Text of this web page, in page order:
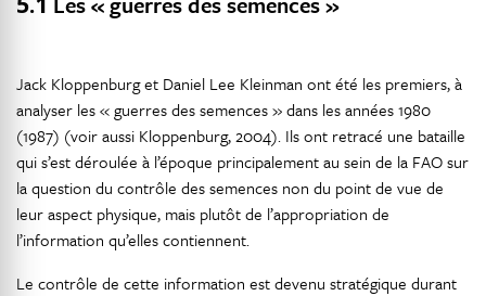
Jack Kloppenburg et Daniel Lee Kleinman ont été les premiers, à
analyser les « guerres des semences » dans les années 1980
(1987) (voir aussi Kloppenburg, 2004). Ils ont retracé une bataille
qui s’est déroulée à l’époque principalement au sein de la FAO sur
la question du contrôle des semences non du point de vue de
leur aspect physique, mais plutôt de l’appropriation de
l’information qu’elles contiennent.
Le contrôle de cette information est devenu stratégique durant